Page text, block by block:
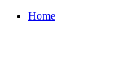
Home